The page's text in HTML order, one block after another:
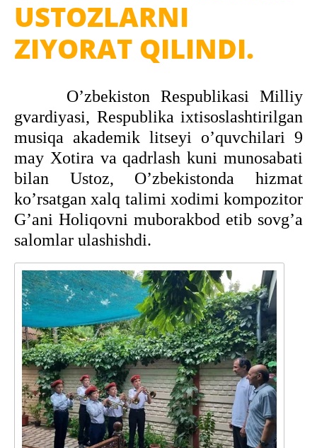
USTOZLARNI
ZIYORAT QILINDI.
Oʼzbekiston Respublikasi Milliy
gvardiyasi, Respublika ixtisoslashtirilgan
musiqa akademik litseyi oʼquvchilari 9
may Xotira va qadrlash kuni munosabati
bilan Ustoz, Oʼzbekistonda hizmat
koʼrsatgan xalq talimi xodimi kompozitor
Gʼani Holiqovni muborakbod etib sovgʼa
salomlar ulashishdi.